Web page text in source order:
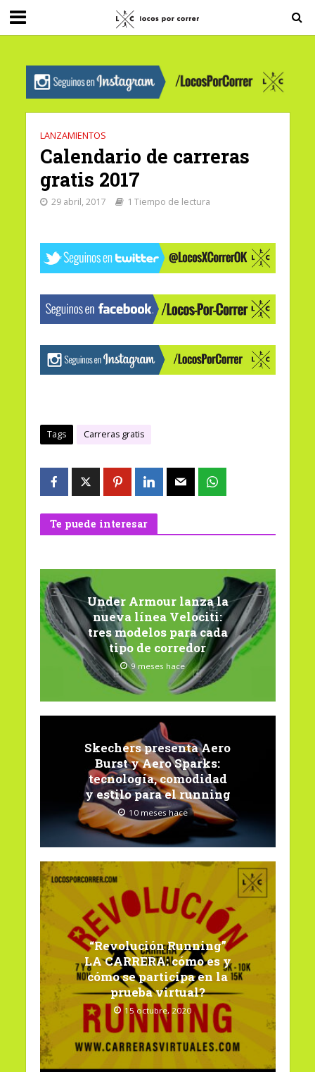
G-0X2PD3RFLV
LANZAMIENTOS
Calendario de carreras
gratis 2017
29 abril, 2017 1 Tiempo de lectura
Tags Carreras gratis
Te puede interesar
Under Armour lanza la
nueva línea Velociti:
tres modelos para cada
tipo de corredor
9 meses hace
Skechers presenta Aero
Burst y Aero Sparks:
tecnología, comodidad
y estilo para el running
10 meses hace
“Revolución Running”
LA CARRERA: cómo es y
cómo se participa en la
prueba virtual?
15 octubre, 2020